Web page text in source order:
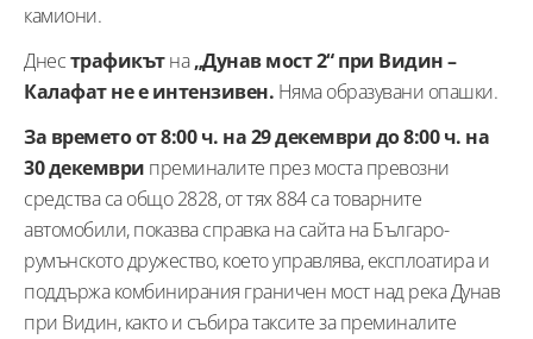
камиони.
Днестрафикътна„Дунав мост 2“ при Видин –
Калафат не е интензивен. Няма образувани опашки.
За времето от 8:00 ч. на 29 декември до 8:00 ч. на
30 декември преминалите през моста превозни
средства са общо 2828, от тях 884 са товарните
автомобили, показва справка на сайта на Българо-
румънското дружество, което управлява, експлоатира и
поддържа комбинирания граничен мост над река Дунав
при Видин, както и събира таксите за преминалите